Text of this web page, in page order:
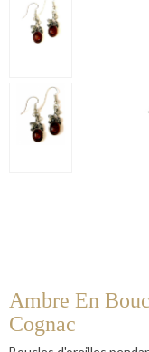
Ambre En
Cognac